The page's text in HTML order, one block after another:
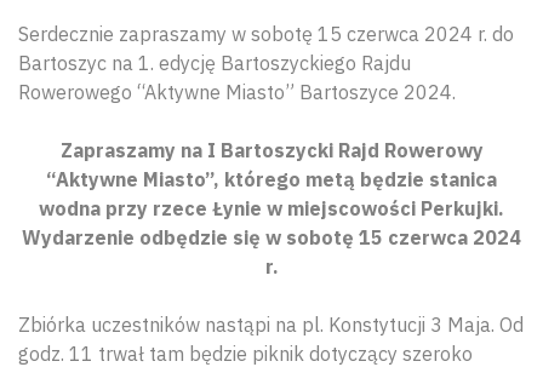
Serdecznie zapraszamy w sobotę 15 czerwca 2024 r. do
Bartoszyc na 1. edycję Bartoszyckiego Rajdu
Rowerowego “Aktywne Miasto” Bartoszyce 2024.
Zapraszamy na I Bartoszycki Rajd Rowerowy
“Aktywne Miasto”, którego metą będzie stanica
wodna przy rzece Łynie w miejscowości Perkujki.
Wydarzenie odbędzie się w sobotę 15 czerwca 2024
r.
Zbiórka uczestników nastąpi na pl. Konstytucji 3 Maja. Od
godz. 11 trwał tam będzie piknik dotyczący szeroko